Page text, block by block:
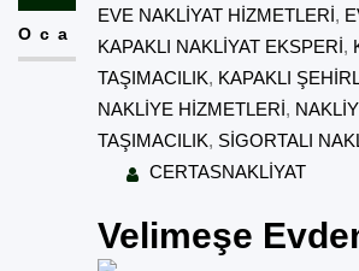
Oca
EVE NAKLIYAT HIZMETLERI,
KAPAKLI NAKLIYAT EKSPERI,
TAŞIMACILIK, KAPAKLI
NAKLIYE HIZMETLERI,
TAŞIMACILIK, SIGORTALI
CERTASNAKLIYAT
Velimeşe